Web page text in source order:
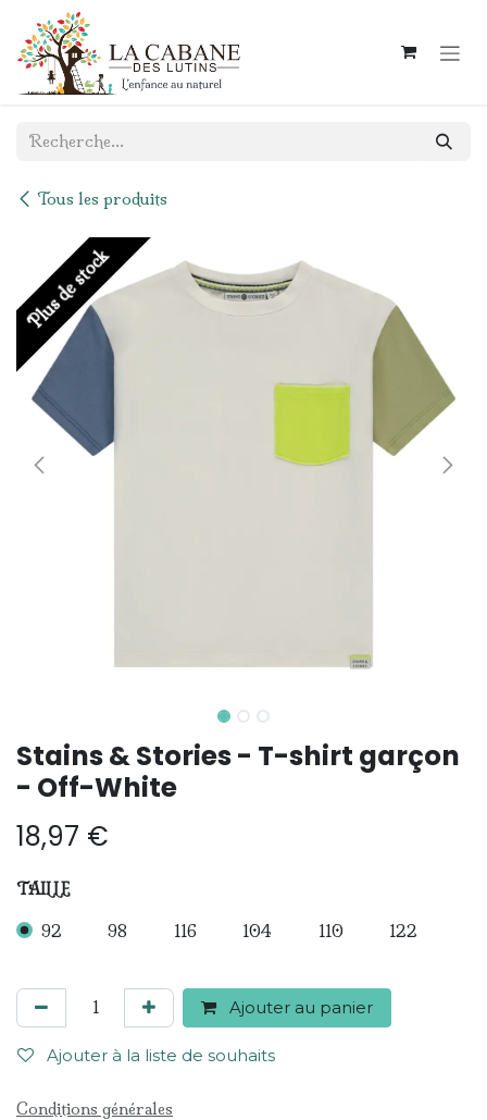
Se rendre au contenu
Tous les produits
Plus de stock
Stains & Stories - T-shirt garçon
- Off-White
18,97 €
TAILLE
92 98 116 104 110 122
Ajouter au panier
Ajouter à la liste de souhaits
Conditions générales